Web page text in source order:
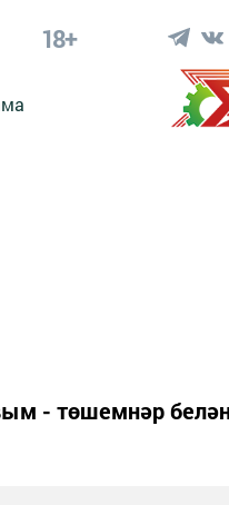
18+
- төшемнәр